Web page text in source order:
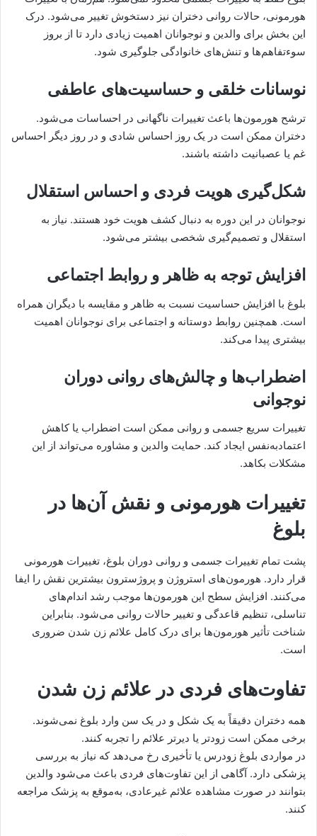
هورمونی، حالات روانی دختران نیز دستخوش تغییر می‌شود. درک
این بخش برای والدین و نوجوانان اهمیت زیادی دارد تا از بروز
سوءتفاهم‌ها و تنش‌های خانوادگی جلوگیری شود.
نوسانات خلقی و حساسیت‌های عاطفی
ترشح هورمون‌ها باعث تغییرات ناگهانی در احساسات می‌شود.
دختران ممکن است در یک روز احساس شادی و در روز دیگر احساس
غم یا عصبانیت داشته باشند.
شکل‌گیری هویت فردی و احساس استقلال
نوجوانان در این دوره به دنبال کشف هویت خود هستند. نیاز به
استقلال و تصمیم‌گیری شخصی بیشتر می‌شود.
افزایش توجه به ظاهر و روابط اجتماعی
بلوغ با افزایش حساسیت نسبت به ظاهر و مقایسه با دیگران همراه
است. همچنین روابط دوستانه و اجتماعی برای نوجوانان اهمیت
بیشتری پیدا می‌کند.
اضطراب‌ها و چالش‌های روانی دوران
نوجوانی
تغییرات سریع جسمی و روانی ممکن است اضطراب یا کاهش
اعتمادبه‌نفس ایجاد کند. حمایت والدین و مشاوره می‌تواند از این
مشکلات بکاهد.
تغییرات هورمونی و نقش آن‌ها در
بلوغ
پشت تمام تغییرات جسمی و روانی دوران بلوغ، تغییرات هورمونی
قرار دارد. هورمون‌های استروژن و پروژسترون بیشترین نقش را ایفا
می‌کنند. افزایش سطح این هورمون‌ها موجب رشد اندام‌های
تناسلی، تنظیم قاعدگی و تغییر حالات روانی می‌شود. بنابراین
شناخت تأثیر هورمون‌ها برای درک کامل علائم زن شدن ضروری
است.
تفاوت‌های فردی در علائم زن شدن
همه دختران دقیقاً به یک شکل و در یک سن وارد بلوغ نمی‌شوند.
برخی ممکن است زودتر یا دیرتر علائم را تجربه کنند.
در مواردی بلوغ زودرس یا تأخیری رخ می‌دهد که نیاز به بررسی
پزشکی دارد. آگاهی از این تفاوت‌های فردی باعث می‌شود والدین
بتوانند در صورت مشاهده علائم غیرعادی، به‌موقع به پزشک مراجعه
کنند.